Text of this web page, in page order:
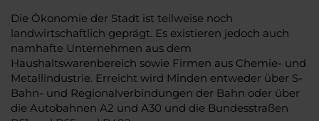
Die Ökonomie der Stadt ist teilweise noch
landwirtschaftlich geprägt. Es existieren jedoch auch
namhafte Unternehmen aus dem
Haushaltswarenbereich sowie Firmen aus Chemie- und
Metallindustrie. Erreicht wird Minden entweder über S-
Bahn- und Regionalverbindungen der Bahn oder über
die Autobahnen A2 und A30 und die Bundesstraßen